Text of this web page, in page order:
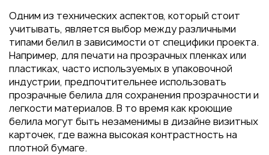
Одним из технических аспектов, который стоит
учитывать, является выбор между различными
типами белил в зависимости от специфики проекта.
Например, для печати на прозрачных пленках или
пластиках, часто используемых в упаковочной
индустрии, предпочтительнее использовать
прозрачные белила для сохранения прозрачности и
легкости материалов. В то время как кроющие
белила могут быть незаменимы в дизайне визитных
карточек, где важна высокая контрастность на
плотной бумаге.